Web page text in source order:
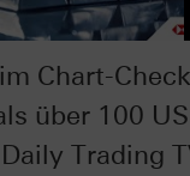
Chart-
über 100
Trading